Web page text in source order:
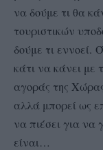
να δούμε τι θα
τουριστικών
δούμε τι εννοεί.
κάτι να κάνει με
αγοράς της
αλλά μπορεί ως
να πιέσει για να
είναι…